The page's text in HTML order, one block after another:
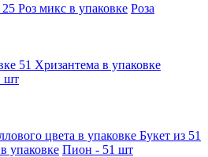
25 Роз микс в упаковке Роза
51 Хризантема в упаковке
шт
Букет из 51
упаковке Пион - 51 шт